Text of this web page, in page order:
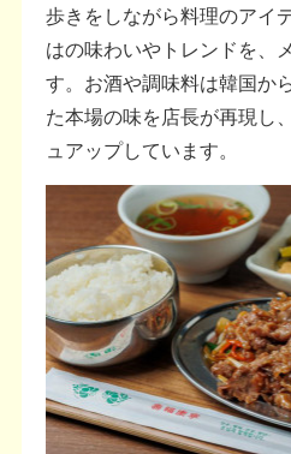
歩きをしながら料理のアイ
はの味わいやトレンドを、
す。お酒や調味料は韓国か
た本場の味を店長が再現し
ュアップしています。